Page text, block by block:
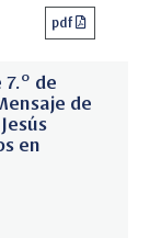
pdf
de
de
en